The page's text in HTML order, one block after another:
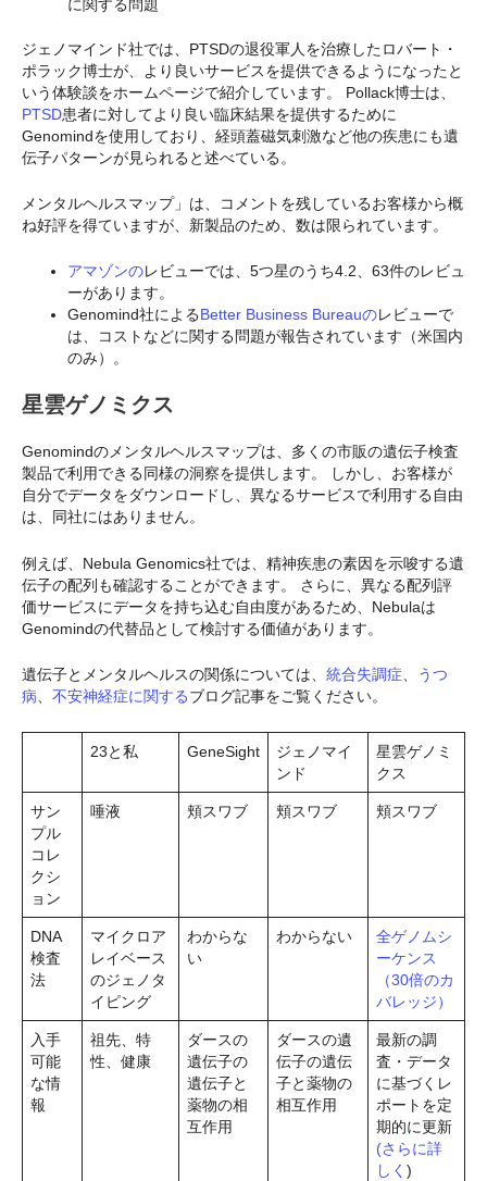
に関する問題
ジェノマインド社では、PTSDの退役軍人を治療したロバート・
ポラック博士が、より良いサービスを提供できるようになったと
いう体験談をホームページで紹介しています。 Pollack博士は、
PTSD患者に対してより良い臨床結果を提供するために
Genomindを使用しており、経頭蓋磁気刺激など他の疾患にも遺
伝子パターンが見られると述べている。
メンタルヘルスマップ」は、コメントを残しているお客様から概
ね好評を得ていますが、新製品のため、数は限られています。
アマゾンのレビューでは、5つ星のうち4.2、63件のレビュ
ーがあります。
Genomind社によるBetter Business Bureauのレビューで
は、コストなどに関する問題が報告されています（米国内
のみ）。
星雲ゲノミクス
Genomindのメンタルヘルスマップは、多くの市販の遺伝子検査
製品で利用できる同様の洞察を提供します。 しかし、お客様が
自分でデータをダウンロードし、異なるサービスで利用する自由
は、同社にはありません。
例えば、Nebula Genomics社では、精神疾患の素因を示唆する遺
伝子の配列も確認することができます。 さらに、異なる配列評
価サービスにデータを持ち込む自由度があるため、Nebulaは
Genomindの代替品として検討する価値があります。
遺伝子とメンタルヘルスの関係については、 統合失調症
うつ
病
不安神経症に関するブログ記事をご覧ください。
23と私 GeneSight
ジェノマイ
ンド
星雲ゲノミ
クス
サン
プル
コレ
クシ
ョン
唾液 頬スワブ 頬スワブ 頬スワブ
DNA
検査
法
マイクロア
レイベース
のジェノタ
イピング
わからな
い
わからない
全ゲノムシ
ーケンス
（30倍のカ
バレッジ）
入手
可能
な情
報
祖先、特
性、健康
ダースの
遺伝子の
遺伝子と
薬物の相
互作用
ダースの遺
伝子の遺伝
子と薬物の
相互作用
最新の調
査・データ
に基づくレ
ポートを定
期的に更新
(さらに詳
しく )